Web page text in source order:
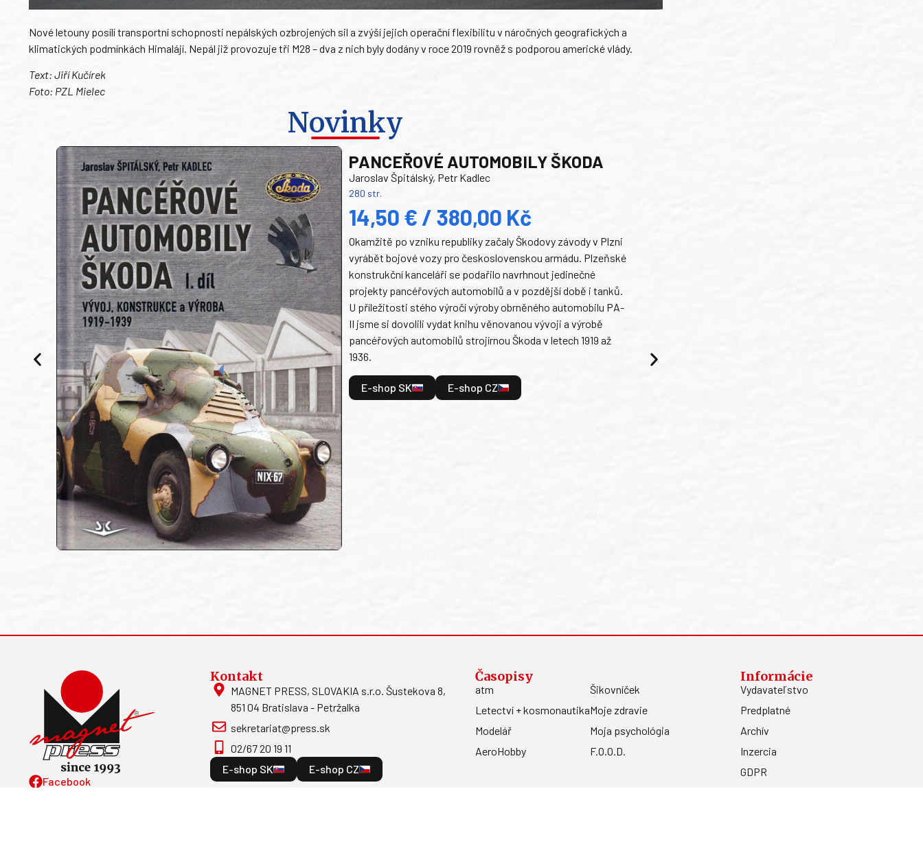
Nové letouny posílí transportní schopnosti nepálských ozbrojených sil a zvýší jejich operační flexibilitu v náročných geografických a
klimatických podmínkách Himalájí. Nepál již provozuje tři M28 – dva z nich byly dodány v roce 2019 rovněž s podporou americké vlády.
Text: Jiří Kučírek
Foto: PZL Mielec
Novinky
PANCEŘOVÉ AUTOMOBILY ŠKODA
Jaroslav Špitálský, Petr Kadlec
280 str.
14,50 € / 380,00 Kč
Okamžitě po vzniku republiky začaly Škodovy závody v Plzni
vyrábět bojové vozy pro československou armádu. Plzeňské
konstrukční kanceláři se podařilo navrhnout jedinečné
projekty pancéřových automobilů a v pozdější době i tanků.
U příležitosti stého výročí výroby obrněného automobilu PA-
II jsme si dovolili vydat knihu věnovanou vývoji a výrobě
pancéřových automobilů strojírnou Škoda v letech 1919 až
1936.
E-shop SK E-shop CZ
Facebook
Kontakt
MAGNET PRESS, SLOVAKIA s.r.o. Šustekova 8,
851 04 Bratislava - Petržalka
sekretariat@press.sk
02/67 20 19 11
E-shop SK
E-shop CZ
Časopisy
atm
Letectví + kosmonautika
Modelář
AeroHobby
Šikovníček
Moje zdravie
Moja psychológia
F.O.O.D.
Informácie
Vydavateľstvo
Predplatné
Archív
Inzercia
GDPR